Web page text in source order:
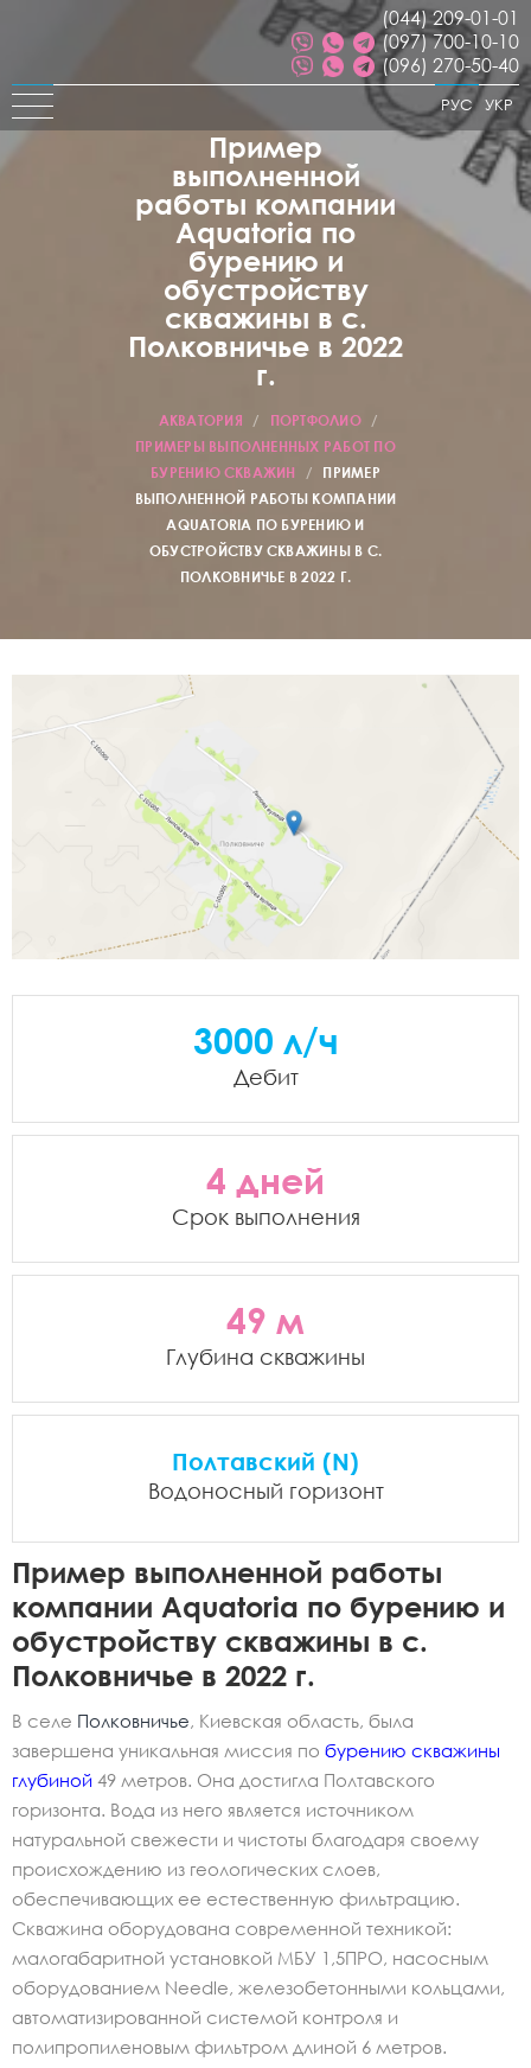
(044) 209-01-01
(097) 700-10-10
(096) 270-50-40
УКР
РУС
Пример
выполненной
работы компании
Aquatoria по
бурению и
обустройству
скважины в с.
Полковничье в 2022
г.
АКВАТОРИЯ / ПОРТФОЛИО
/
ПРИМЕРЫ ВЫПОЛНЕННЫХ РАБОТ ПО
БУРЕНИЮ СКВАЖИН
/
ПРИМЕР
ВЫПОЛНЕННОЙ РАБОТЫ КОМПАНИИ
AQUATORIA ПО БУРЕНИЮ И
ОБУСТРОЙСТВУ СКВАЖИНЫ В С.
ПОЛКОВНИЧЬЕ В 2022 Г.
Пример выполненной работы
компании Aquatoria по бурению и
обустройству скважины в с.
Полковничье в 2022 г.
В селе Полковничье, Киевская область, была
завершена уникальная миссия по бурению скважины
глубиной 49 метров. Она достигла Полтавского
горизонта. Вода из него является источником
натуральной свежести и чистоты благодаря своему
происхождению из геологических слоев,
обеспечивающих ее естественную фильтрацию.
Скважина оборудована современной техникой:
малогабаритной установкой МБУ 1,5ПРО, насосным
оборудованием Needle, железобетонными кольцами,
автоматизированной системой контроля и
полипропиленовым фильтром длиной 6 метров.
3000 л/ч
Дебит
4 дней
Срок выполнения
49 м
Глубина скважины
Полтавский (N)
Водоносный горизонт